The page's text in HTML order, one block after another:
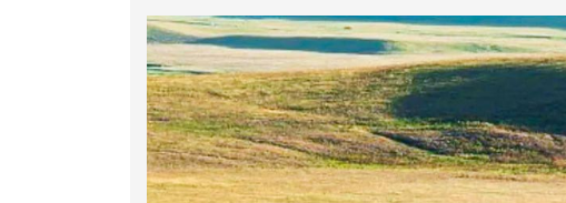
Tham quan chụp hìnhQuảng trường Sukhbaatar:
Sukhbaatar, cùng các tòa nhà quan trọng như Nhà
trường Sukhbaatar là quảng trường của thủ đô
đổi lại thành để vinh danh Thành Cát Tư Hãn.
cũng là trung tâm hành chính, văn hóa của thủ đô.